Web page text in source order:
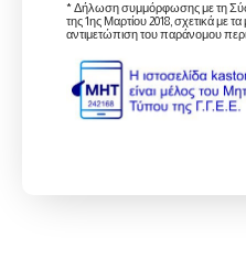
* Δήλωση συμμόρφωσης με τη
της 1ης Μαρτίου 2018, σχετικά με
αντιμετώπιση του παράνομου